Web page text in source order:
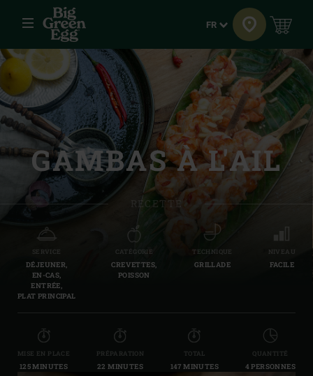
Menu Langue
FR
GAMBAS À L'AIL
RECETTE
SERVICE
DÉJEUNER,
EN-CAS,
ENTRÉE,
PLAT PRINCIPAL
CATÉGORIE
CREVETTES,
POISSON
TECHNIQUE
GRILLADE
NIVEAU
FACILE
MISE EN PLACE
125 MINUTES
PRÉPARATION
22 MINUTES
TOTAL
147 MINUTES
QUANTITÉ
4 PERSONNES